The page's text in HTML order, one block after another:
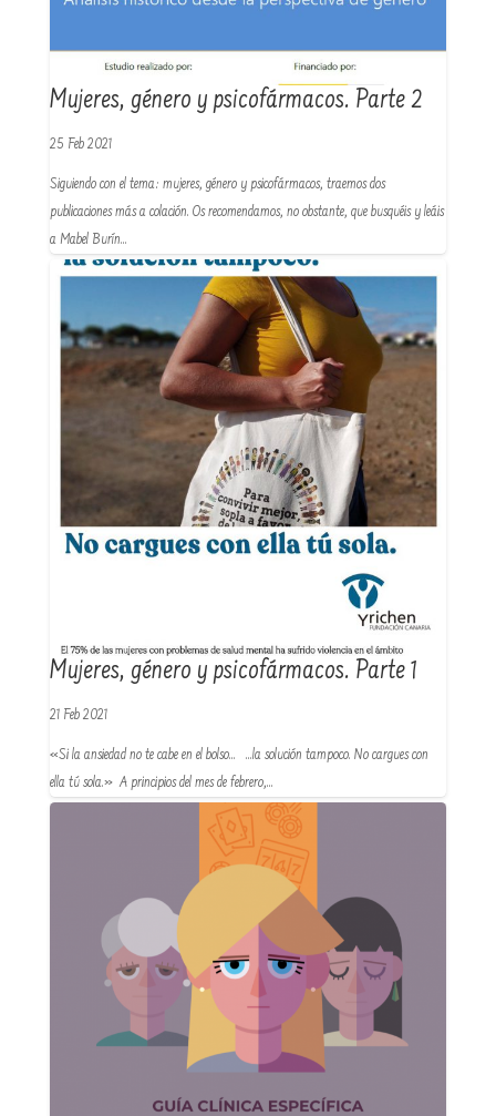
Mujeres, género y psicofármacos. Parte 2
25 Feb 2021
Siguiendo con el tema: mujeres, género y psicofármacos, traemos dos
publicaciones más a colación. Os recomendamos, no obstante, que busquéis y leáis
a Mabel Burín…
Mujeres, género y psicofármacos. Parte 1
21 Feb 2021
«Si la ansiedad no te cabe en el bolso… …la solución tampoco. No cargues con
ella tú sola.» A principios del mes de febrero,…